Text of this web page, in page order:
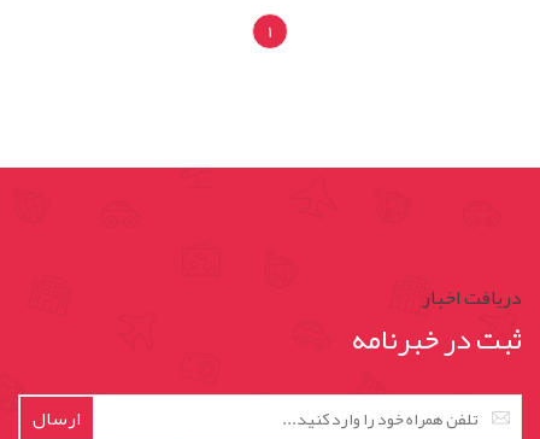
1
دریافت اخبار
ثبت در خبرنامه
ارسال